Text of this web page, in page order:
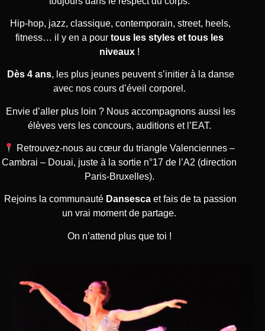
Hip-hop, jazz, classique, contemporain, street, heels,
fitness… il y en a pour tous les styles et tous les
niveaux!
Dès 4 ans, les plus jeunes peuvent s’initier à la danse
avec nos cours d’éveil corporel.
Envie d’aller plus loin ? Nous accompagnons aussi les
élèves vers les concours, auditions et l’EAT.
Retrouvez-nous au cœur du triangle Valenciennes –
Cambrai – Douai, juste à la sortie n°17 de l’A2 (direction
Paris-Bruxelles).
Rejoins la communauté Dansescaet fais de ta passion
un vrai moment de partage.
On n’attend plus que toi !